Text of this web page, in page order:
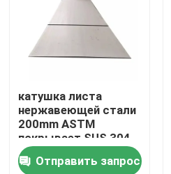
Дома
О Компании
катушка листа
нержавеющей стали
200mm ASTM
покрывает SUS 304
304l 316l 310 JIS 410
430Отправить запрос